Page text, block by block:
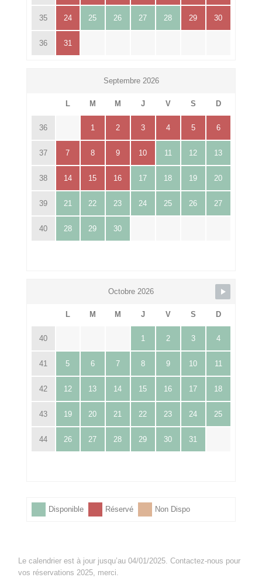
35 24 25 26 27 28 29 30
36 31
Septembre 2026
L M M J V S D
36 1 2 3 4 5 6
37 7 8 9 10 11 12 13
38 14 15 16 17 18 19 20
39 21 22 23 24 25 26 27
40 28 29 30
Octobre 2026
L M M J V S D
40 1 2 3 4
41 5 6 7 8 9 10 11
42 12 13 14 15 16 17 18
43 19 20 21 22 23 24 25
44 26 27 28 29 30 31
Disponible Réservé Non Dispo
Le calendrier est à jour jusqu’au 04/01/2025. Contactez-nous pour
vos réservations 2025, merci.